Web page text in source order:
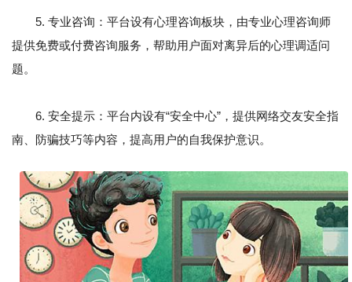
5. 专业咨询：平台设有心理咨询板块，由专业心理咨询师
提供免费或付费咨询服务，帮助用户面对离异后的心理调适问
题。
6. 安全提示：平台内设有“安全中心”，提供网络交友安全指
南、防骗技巧等内容，提高用户的自我保护意识。